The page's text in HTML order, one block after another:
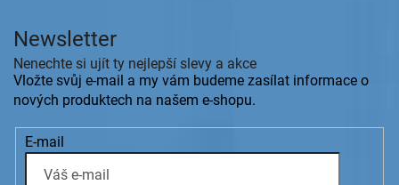
v
k
y
v
ý
Newsletter
Nenechte si ujít ty nejlepší slevy a akce
Vložte svůj e-mail a my vám budeme zasílat informace o
nových produktech na našem e-shopu.
E-mail